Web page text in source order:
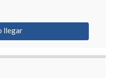
llegar